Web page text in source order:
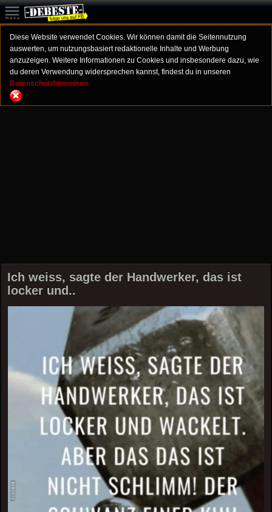
Diese Website verwendet Cookies. Wir können damit die Seitennutzung
auswerten, um nutzungsbasiert redaktionelle Inhalte und Werbung
anzuzeigen. Weitere Informationen zu Cookies und insbesondere dazu, wie
du deren Verwendung widersprechen kannst, findest du in unseren
Datenschutzhinweisen.
Ich weiss, sagte der Handwerker, das ist
locker und..